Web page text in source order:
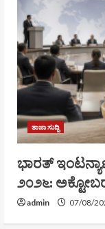
ತಾಜಾ ಸುದ್ದಿ
ಭಾರತ್
೨೦೨೬:
admin 07/08/